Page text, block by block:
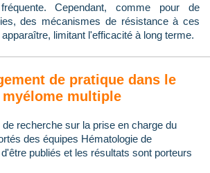
Cependant, comme pour de
des mécanismes de résistance à ces
limitant l'efficacité à long terme.
de pratique dans le
multiple
recherche sur la prise en charge du
des équipes Hématologie de
publiés et les résultats sont porteurs